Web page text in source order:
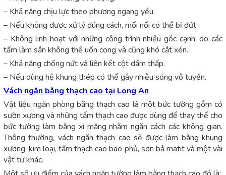
– Khả năng chịu lực theo phương ngang yếu.
– Nếu không được xử lý đúng cách, mối nối có thể bị đứt
– Không linh hoạt với những công trình nhiều góc cạnh, do các
tấm làm sẵn không thể uốn cong và cũng khó cắt xén.
– Khả năng chống nứt và liên kết cột dầm thấp.
– Nếu dùng hệ khung thép có thể gây nhiễu sóng vô tuyến.
Vách ngăn bằng thạch cao tại Long An
Vật liệu ngăn phòng bằng thạch cao là một bức tường gồm có
sườn xương và những tấm thạch cao được dùng để thay thế cho
bức tường làm bằng xi măng nhằm ngăn cách các không gian.
Thông thường, vách ngăn thạch cao sẽ được làm bằng khung
xương ,kim loại, tấm thạch cao bao phủ, sơn bả matit và một vài
vật tư khác.